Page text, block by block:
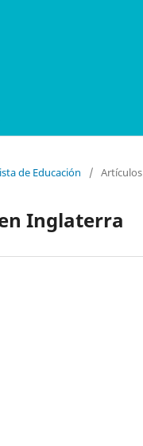
de Educación / Artículos
Inglaterra